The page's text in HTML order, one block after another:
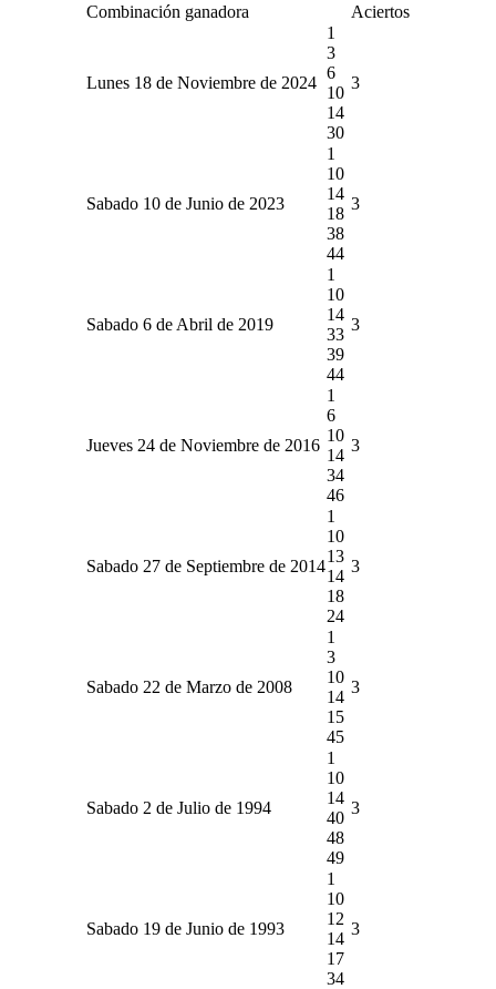
Combinación ganadora Aciertos
Lunes 18 de Noviembre de 2024
1
3
6
10
14
30
3
Sabado 10 de Junio de 2023
1
10
14
18
38
44
3
Sabado 6 de Abril de 2019
1
10
14
33
39
44
3
Jueves 24 de Noviembre de 2016
1
6
10
14
34
46
3
Sabado 27 de Septiembre de 2014
1
10
13
14
18
24
3
Sabado 22 de Marzo de 2008
1
3
10
14
15
45
3
Sabado 2 de Julio de 1994
1
10
14
40
48
49
3
Sabado 19 de Junio de 1993
1
10
12
14
17
34
3